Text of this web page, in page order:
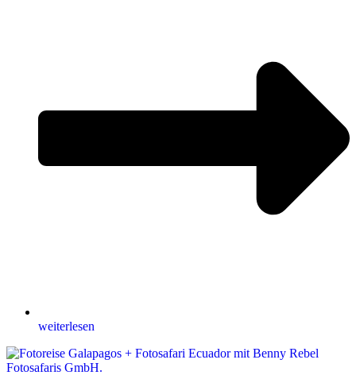
weiterlesen